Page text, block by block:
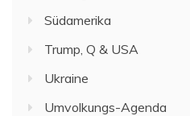
Südamerika
Trump, Q & USA
Ukraine
Umvolkungs-Agenda